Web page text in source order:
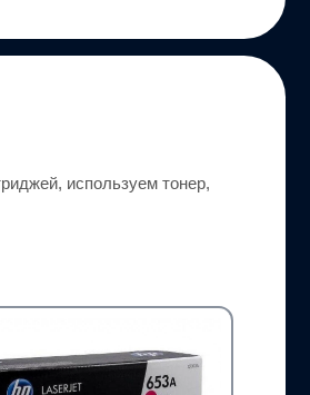
используем тонер,